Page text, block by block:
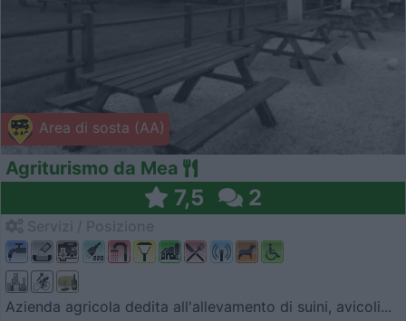
Area di sosta (AA)
Agriturismo da Mea
7,5 2
Azienda agricola dedita all'allevamento di suini, avicoli...